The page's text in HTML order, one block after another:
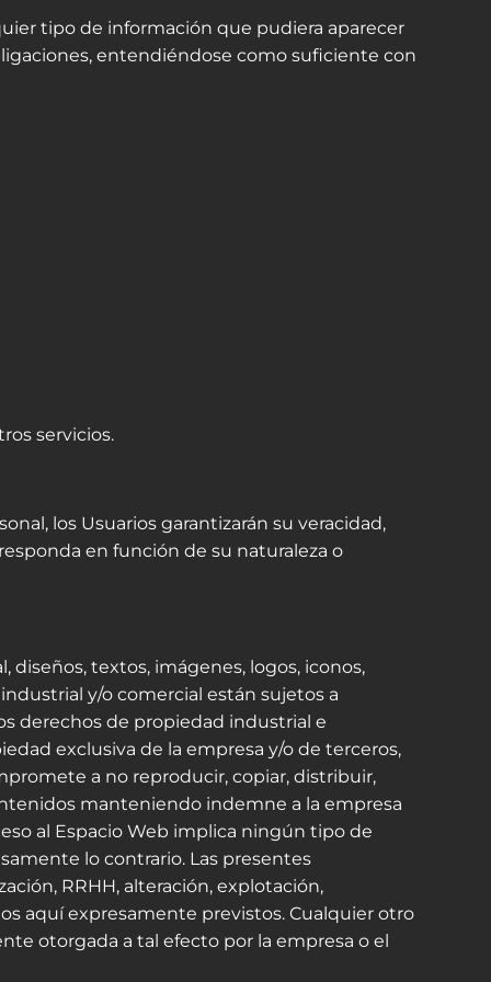
tipo de información que pudiera aparecer
entendiéndose como suficiente con
servicios.
los Usuarios garantizarán su veracidad,
en función de su naturaleza o
textos, imágenes, logos, iconos,
y/o comercial están sujetos a
derechos de propiedad industrial e
exclusiva de la empresa y/o de terceros,
a no reproducir, copiar, distribuir,
manteniendo indemne a la empresa
al Espacio Web implica ningún tipo de
lo contrario. Las presentes
RRHH, alteración, explotación,
aquí expresamente previstos. Cualquier otro
otorgada a tal efecto por la empresa o el